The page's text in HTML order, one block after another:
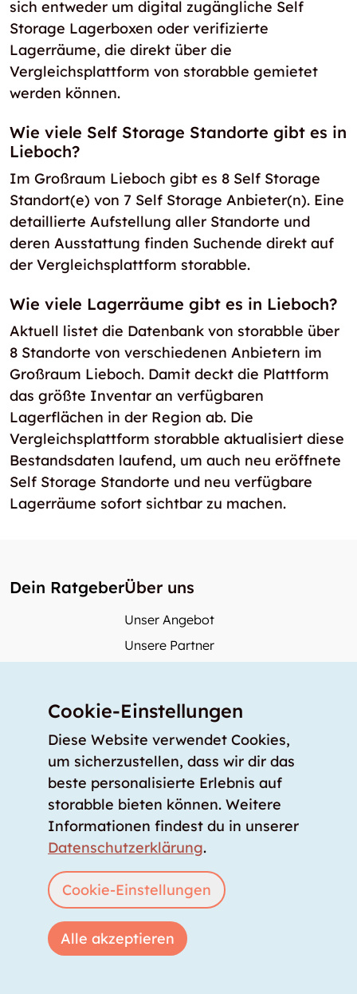
sich entweder um digital zugängliche Self
Storage Lagerboxen oder verifizierte
Lagerräume, die direkt über die
Vergleichsplattform von storabble gemietet
werden können.
Wie viele Self Storage Standorte gibt es in
Lieboch?
Im Großraum Lieboch gibt es 8 Self Storage
Standort(e) von 7 Self Storage Anbieter(n). Eine
detaillierte Aufstellung aller Standorte und
deren Ausstattung finden Suchende direkt auf
der Vergleichsplattform storabble.
Wie viele Lagerräume gibt es in Lieboch?
Aktuell listet die Datenbank von storabble über
8 Standorte von verschiedenen Anbietern im
Großraum Lieboch. Damit deckt die Plattform
das größte Inventar an verfügbaren
Lagerflächen in der Region ab. Die
Vergleichsplattform storabble aktualisiert diese
Bestandsdaten laufend, um auch neu eröffnete
Self Storage Standorte und neu verfügbare
Lagerräume sofort sichtbar zu machen.
Dein RatgeberÜber uns
Unser Angebot
Unsere Partner
storabble Schweiz
storabble Deutschland
Mehr über storabble
Medienbeiträge
Wie gross muss ein Lagerraum sein?
Was kostet ein Lagerraum?
Für Lageranbieter
Anmelden Lagerraum inserieren
Cookie-Einstellungen
Diese Website verwendet Cookies,
um sicherzustellen, dass wir dir das
beste personalisierte Erlebnis auf
storabble bieten können. Weitere
Informationen findest du in unserer
Datenschutzerklärung.
Cookie-Einstellungen
Alle akzeptieren